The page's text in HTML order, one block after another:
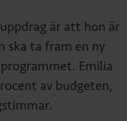
är att hon är
ska ta fram en ny
Emilia
av budgeten,